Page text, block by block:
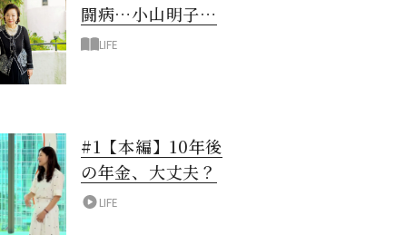
闘病…小山明子さ
ん「今満たされて
LIFE
#1【本編】10年後
の年金、大丈夫？
LIFE